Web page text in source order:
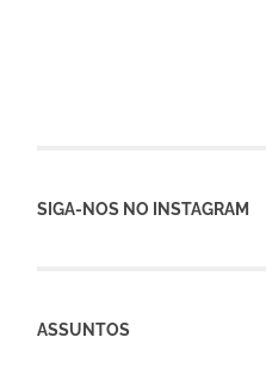
SIGA-NOS NO INSTAGRAM
ASSUNTOS